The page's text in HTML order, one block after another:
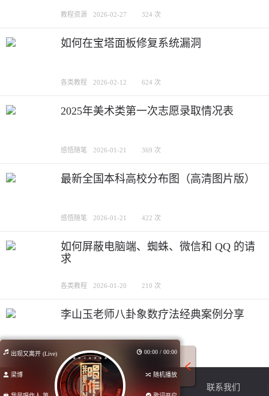
教程资源 2026-02-27 324 次
如何在宝塔面板修复系统漏洞
各类教程 2026-02-12 624 次
2025年美术类第一次志愿录取情况表
感悟随笔 2026-01-21 369 次
最新全国本科高校分布图（高清图片版）
感悟随笔 2026-01-21 422 次
如何屏蔽电脑端、蜘蛛、微信和 QQ 的请
求
各类教程 2026-01-20 210 次
李山玉老师八卦象数疗法经典案例分享
感悟随笔 2025-11-20 273 次
关于我们 版权声明 联系我们
出现又离开 (Live) 00:00 / 00:00
梁博 随机播放